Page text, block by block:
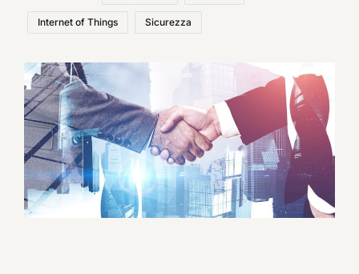
Internet of Things Sicurezza